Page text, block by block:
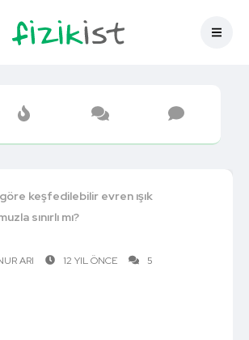
keşfedilebilir evren ışık
sınırlı mı?
ARI 12 YIL ÖNCE 5